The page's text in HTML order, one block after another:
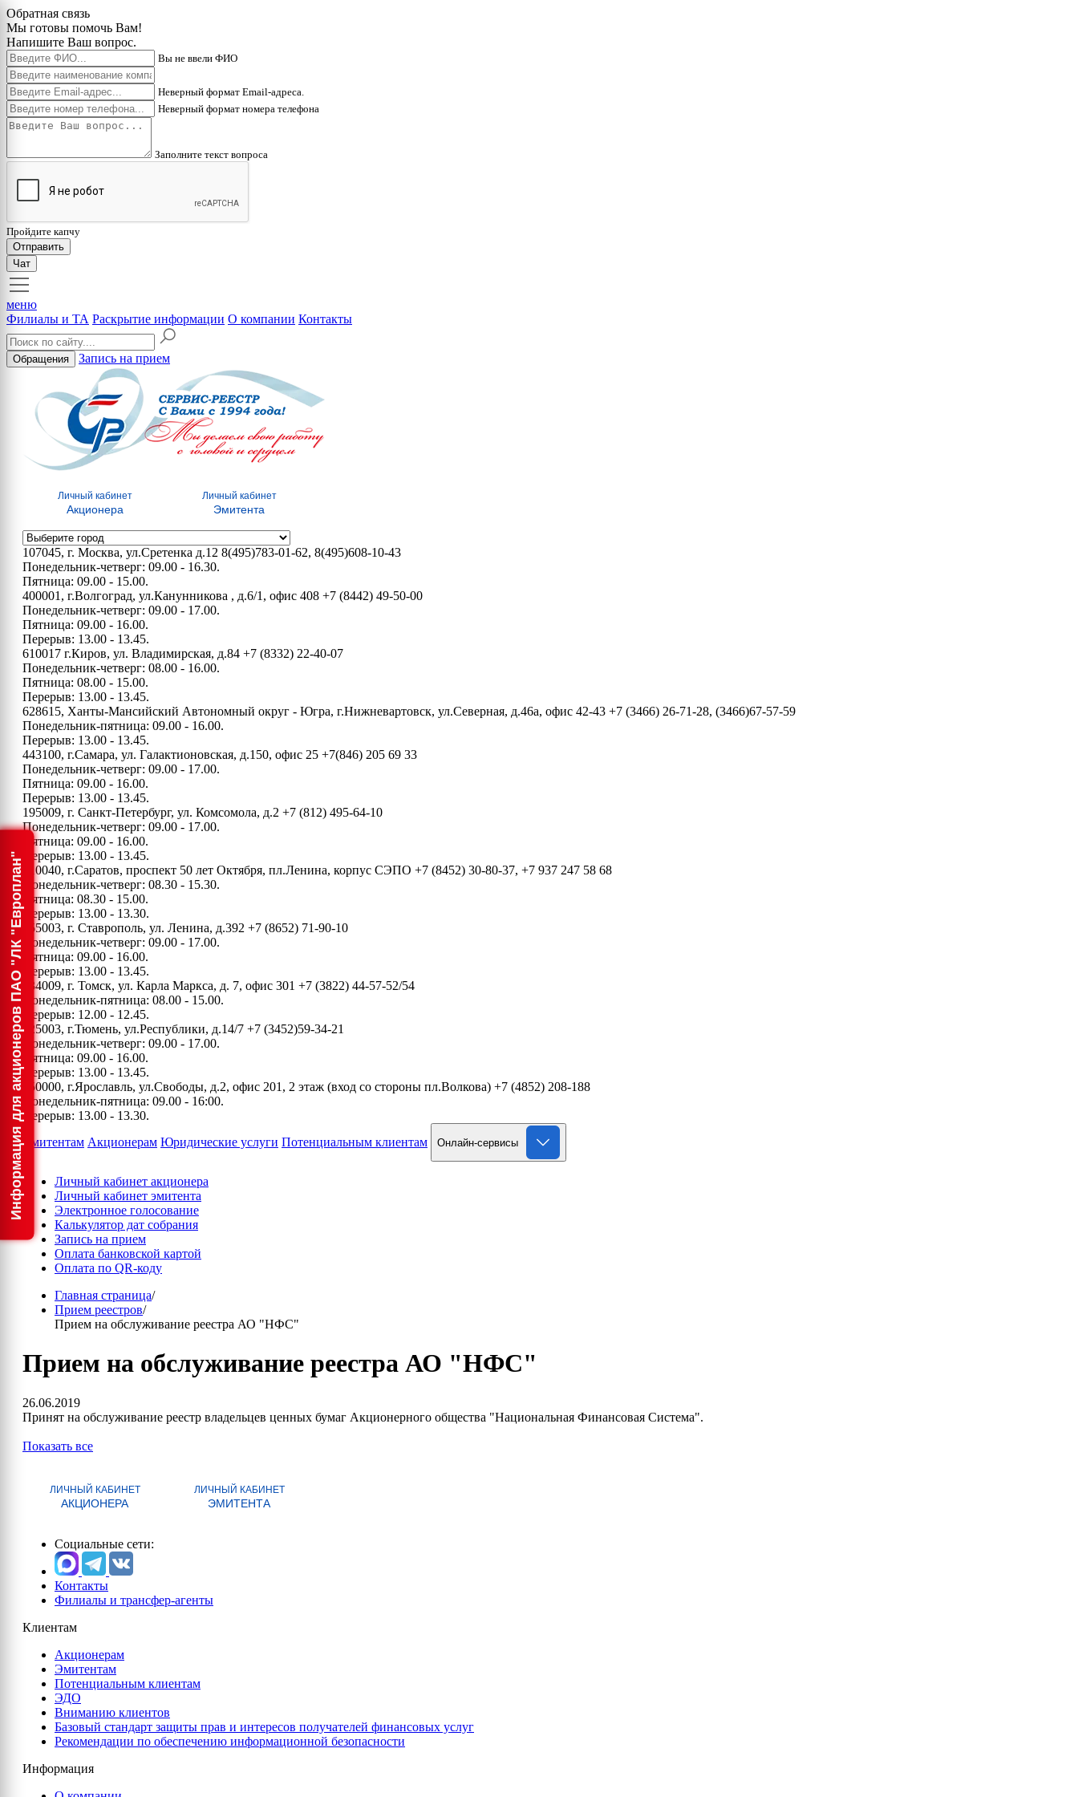
Обратная связь
Мы готовы помочь Вам!
Напишите Ваш вопрос.
Вы не ввели ФИО
Неверный формат Email-адреса.
Неверный формат номера телефона
Заполните текст вопроса
Пройдите капчу
Отправить
Чат
Информация для акционеров ПАО "ЛК "Европлан"
меню
Филиалы и ТА Раскрытие информации О компании Контакты
Обращения Запись на прием
Личный кабинет
Акционера
Личный кабинет
Эмитента
107045, г. Москва, ул.Сретенка д.12 8(495)783-01-62, 8(495)608-10-43
Понедельник-четверг: 09.00 - 16.30.
Пятница: 09.00 - 15.00.
400001, г.Волгоград, ул.Канунникова , д.6/1, офис 408 +7 (8442) 49-50-00
Понедельник-четверг: 09.00 - 17.00.
Пятница: 09.00 - 16.00.
Перерыв: 13.00 - 13.45.
610017 г.Киров, ул. Владимирская, д.84 +7 (8332) 22-40-07
Понедельник-четверг: 08.00 - 16.00.
Пятница: 08.00 - 15.00.
Перерыв: 13.00 - 13.45.
628615, Ханты-Мансийский Автономный округ - Югра, г.Нижневартовск, ул.Северная, д.46а, офис 42-43 +7 (3466) 26-71-28, (3466)67-57-59
Понедельник-пятница: 09.00 - 16.00.
Перерыв: 13.00 - 13.45.
443100, г.Самара, ул. Галактионовская, д.150, офис 25 +7(846) 205 69 33
Понедельник-четверг: 09.00 - 17.00.
Пятница: 09.00 - 16.00.
Перерыв: 13.00 - 13.45.
195009, г. Санкт-Петербург, ул. Комсомола, д.2 +7 (812) 495-64-10
Понедельник-четверг: 09.00 - 17.00.
Пятница: 09.00 - 16.00.
Перерыв: 13.00 - 13.45.
410040, г.Саратов, проспект 50 лет Октября, пл.Ленина, корпус СЭПО +7 (8452) 30-80-37, +7 937 247 58 68
Понедельник-четверг: 08.30 - 15.30.
Пятница: 08.30 - 15.00.
Перерыв: 13.00 - 13.30.
355003, г. Ставрополь, ул. Ленина, д.392 +7 (8652) 71-90-10
Понедельник-четверг: 09.00 - 17.00.
Пятница: 09.00 - 16.00.
Перерыв: 13.00 - 13.45.
634009, г. Томск, ул. Карла Маркса, д. 7, офис 301 +7 (3822) 44-57-52/54
Понедельник-пятница: 08.00 - 15.00.
Перерыв: 12.00 - 12.45.
625003, г.Тюмень, ул.Республики, д.14/7 +7 (3452)59-34-21
Понедельник-четверг: 09.00 - 17.00.
Пятница: 09.00 - 16.00.
Перерыв: 13.00 - 13.45.
150000, г.Ярославль, ул.Свободы, д.2, офис 201, 2 этаж (вход со стороны пл.Волкова) +7 (4852) 208-188
Понедельник-пятница: 09.00 - 16:00.
Перерыв: 13.00 - 13.30.
Эмитентам Акционерам Юридические услуги Потенциальным клиентам Онлайн-сервисы
Личный кабинет акционера
Личный кабинет эмитента
Электронное голосование
Калькулятор дат собрания
Запись на прием
Оплата банковской картой
Оплата по QR-коду
Главная страница/
Прием реестров/
Прием на обслуживание реестра АО "НФС"
Прием на обслуживание реестра АО "НФС"
26.06.2019
Принят на обслуживание реестр владельцев ценных бумаг Акционерного общества "Национальная Финансовая Система".
Показать все
ЛИЧНЫЙ КАБИНЕТ
АКЦИОНЕРА
ЛИЧНЫЙ КАБИНЕТ
ЭМИТЕНТА
Социальные сети:
Контакты
Филиалы и трансфер-агенты
Клиентам
Акционерам
Эмитентам
Потенциальным клиентам
ЭДО
Вниманию клиентов
Базовый стандарт защиты прав и интересов получателей финансовых услуг
Рекомендации по обеспечению информационной безопасности
Информация